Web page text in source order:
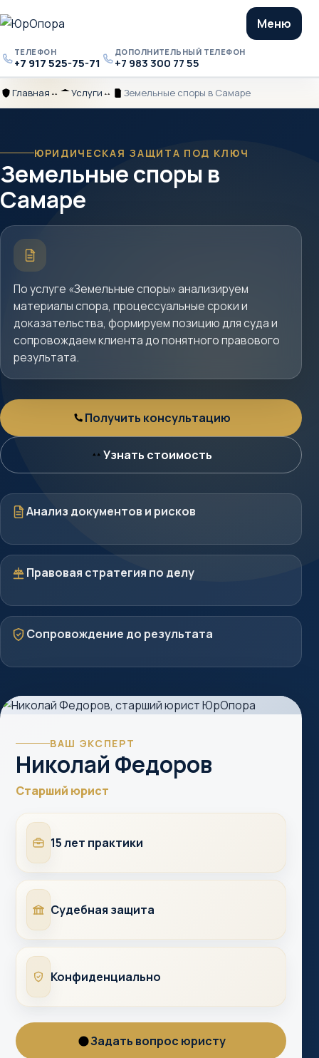
Телефон
ТЕЛЕФОН
+7 917 525-75-71 Дополнительный
телефон
ДОПОЛНИТЕЛЬНЫЙ ТЕЛЕФОН
+7 983 300 77 55
Меню
Главная
Главная Разделитель
Услуги
Услуги Разделитель
Земельные
Земельные споры в Самаре
ЮРИДИЧЕСКАЯ ЗАЩИТА ПОД КЛЮЧ
Земельные споры в
Самаре
Краткое
описание
услуги
По услуге «Земельные споры» анализируем
материалы спора, процессуальные сроки и
доказательства, формируем позицию для суда и
сопровождаем клиента до понятного правового
результата.
Консультация
Получить консультацию
Стоимость
Узнать стоимость
Документы
Анализ документов и рисков
Стратегия
Правовая стратегия по делу
Защита
Сопровождение до результата
ВАШ ЭКСПЕРТ
Николай Федоров
Старший юрист
Опыт15 лет практики
СудыСудебная защита
Конфиденциально
Конфиденциально
Вопрос
Задать вопрос юристу